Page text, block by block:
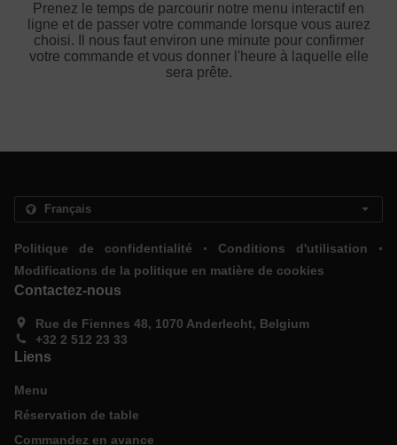
Prenez le temps de parcourir notre menu interactif en
ligne et de passer votre commande lorsque vous aurez
choisi. Il nous faut environ une minute pour confirmer
votre commande et vous donner l'heure à laquelle elle
sera prête.
Politique de confidentialité . Conditions d'utilisation .
Modifications de la politique en matière de cookies
Contactez-nous
Rue de Fiennes 48, 1070 Anderlecht, Belgium
+32 2 512 23 33
Liens
Menu
Réservation de table
Commandez en avance